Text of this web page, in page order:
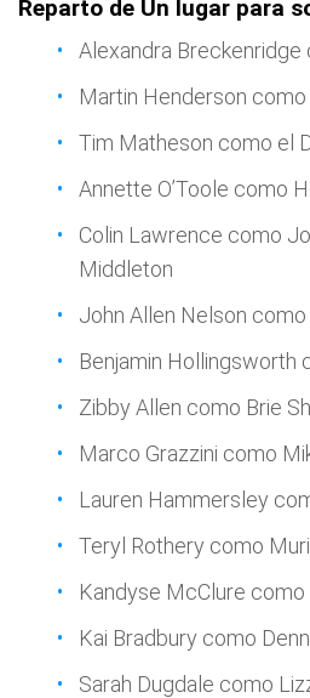
Reparto de Un lugar para
Alexandra
Martin Henderson
Tim Matheson como el
Annette O’Toole como
Colin Lawrence como
Middleton
John Allen Nelson
Benjamin Hollingsworth
Zibby Allen como Brie
Marco Grazzini como
Lauren Hammersley
Teryl Rothery como
Kandyse McClure como
Kai Bradbury como
Sarah Dugdale como